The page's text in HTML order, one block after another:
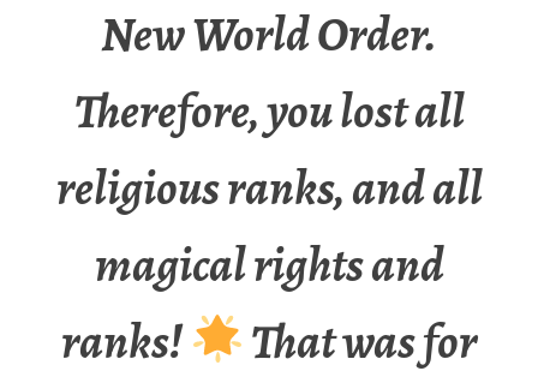
New World Order.
Therefore, you lost all
religious ranks, and all
magical rights and
ranks!
That was for